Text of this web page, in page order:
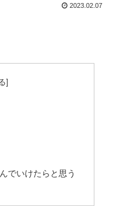
2023.02.07
でいけたらと思う